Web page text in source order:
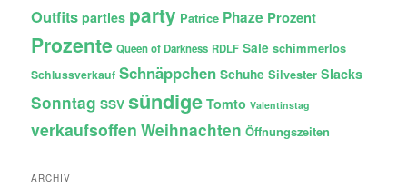
Outfits parties party Patrice Phaze Prozent
Prozente Queen of Darkness RDLF Sale schimmerlos
Schlussverkauf Schnäppchen Schuhe Silvester Slacks
Sonntag SSV sündige Tomto Valentinstag
verkaufsoffen Weihnachten Öffnungszeiten
ARCHIV